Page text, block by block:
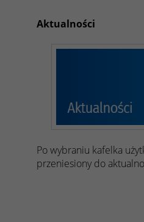
Aktualności
Po wybraniu kafelka
przeniesiony do